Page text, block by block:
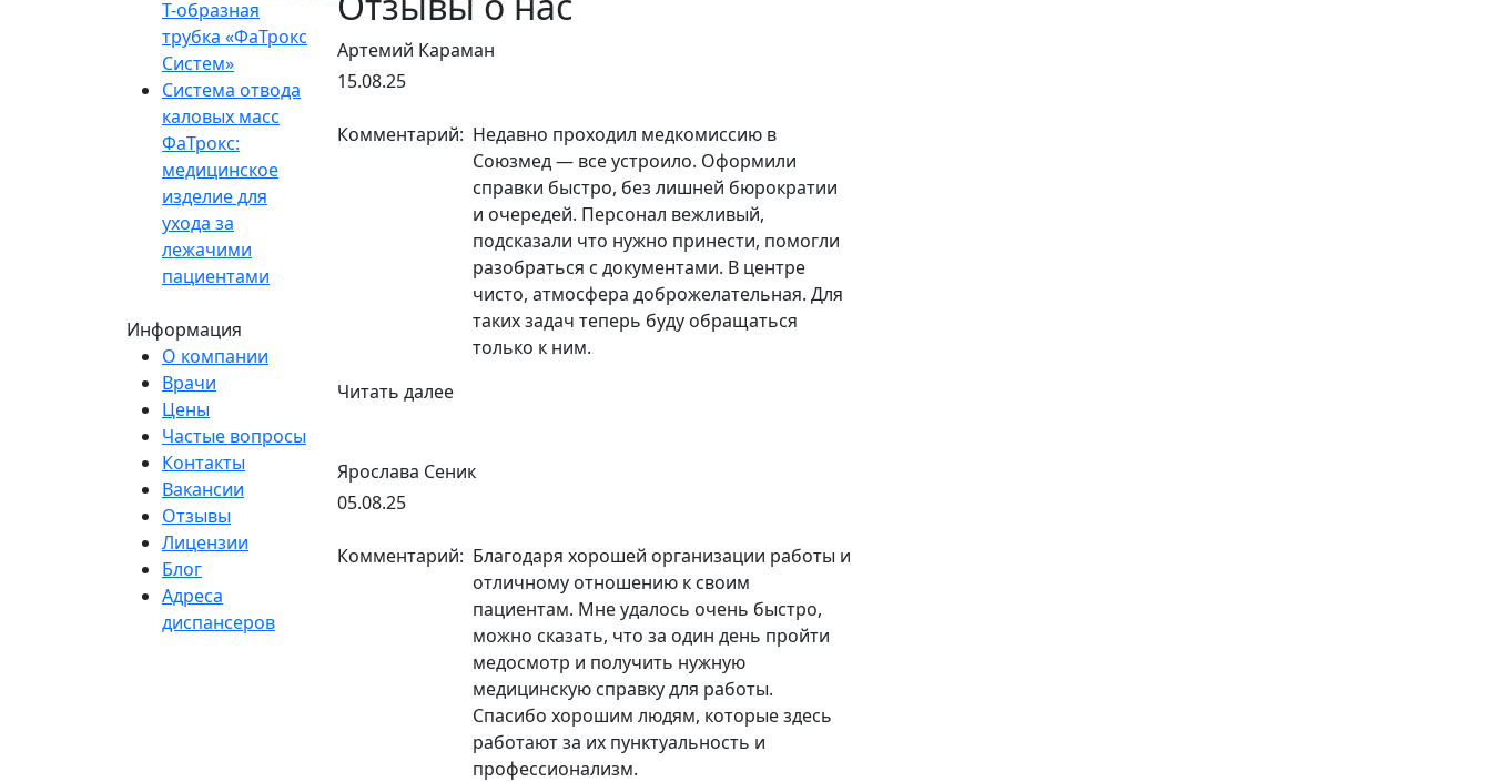
Т-образная
трубка «ФаТрокс
Систем»
Система отвода
каловых масс
ФаТрокс:
медицинское
изделие для
ухода за
лежачими
пациентами
Информация
О компании
Врачи
Цены
Частые вопросы
Контакты
Вакансии
Отзывы
Лицензии
Блог
Адреса
диспансеров
Артемий Караман
15.08.25
Комментарий: Недавно проходил медкомиссию в
Союзмед — все устроило. Оформили
справки быстро, без лишней бюрократии
и очередей. Персонал вежливый,
подсказали что нужно принести, помогли
разобраться с документами. В центре
чисто, атмосфера доброжелательная. Для
таких задач теперь буду обращаться
только к ним.
Читать далее
Ярослава Сеник
05.08.25
Комментарий: Благодаря хорошей организации работы и
отличному отношению к своим
пациентам. Мне удалось очень быстро,
можно сказать, что за один день пройти
медосмотр и получить нужную
медицинскую справку для работы.
Спасибо хорошим людям, которые здесь
работают за их пунктуальность и
профессионализм.